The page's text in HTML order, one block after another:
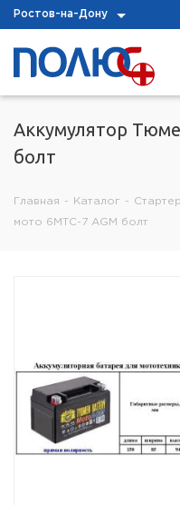
Ростов-на-Дону
Аккумулятор
болт
Главная - Каталог -
мото 6МТС-7 AGM болт